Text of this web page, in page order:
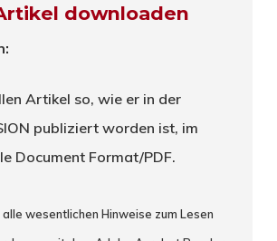
downloaden
Artikel so, wie er in der
publiziert worden ist, im
Document Format/PDF.
wesentlichen Hinweise zum Lesen